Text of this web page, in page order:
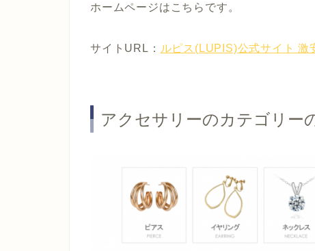
ホームページはこちらです。
サイトURL： ルピス(LUPIS)公式サイト 激
アクセサリーのカテゴリー